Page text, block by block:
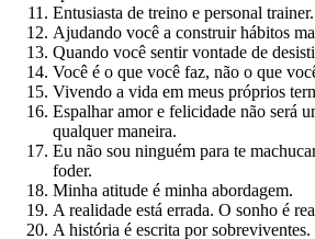
Entusiasta de treino e personal trainer.
Ajudando você a construir hábitos
Quando você sentir vontade de
Você é o que você faz, não o que
Vivendo a vida em meus próprios
Espalhar amor e felicidade não será
qualquer maneira.
Eu não sou ninguém para te
foder.
Minha atitude é minha abordagem.
A realidade está errada. O sonho é
A história é escrita por sobreviventes.